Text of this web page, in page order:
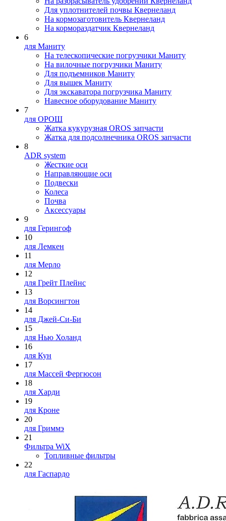
Для уплотнителей почвы Квернеланд
На кормозаготовитель Квернеланд
На кормораздатчик Квернеланд
6
для Маниту
На телескопические погрузчики Маниту
На вилочные погрузчики Маниту
Для подъемников Маниту
Для вышек Маниту
Для экскаватора погрузчика Маниту
Навесное оборудование Маниту
7
для ОРОШ
Жатка кукурузная OROS запчасти
Жатка для подсолнечника OROS запчасти
8
ADR system
Жесткие оси
Направляющие оси
Подвески
Колеса
Почва
Аксессуары
9
для Герингоф
10
для Лемкен
11
для Мерло
12
для Грейт Плейнс
13
для Ворсингтон
14
для Джей-Си-Би
15
для Нью Холанд
16
для Кун
17
для Массей Фергюсон
18
для Харди
19
для Кроне
20
для Гриммэ
21
Фильтра WiX
Топливные фильтры
22
для Гаспардо